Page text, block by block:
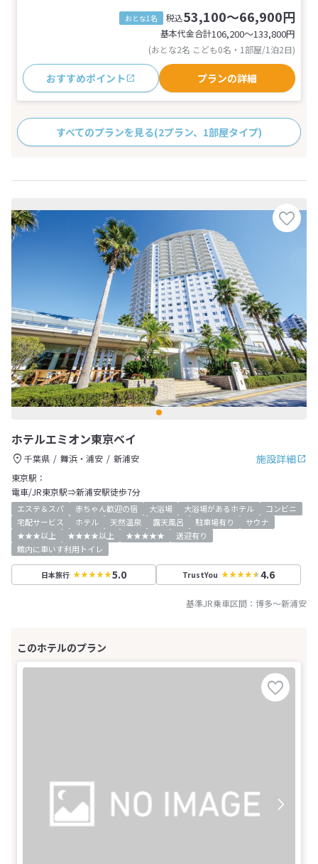
おとな1名 税込53,100～66,900円
基本代金合計106,200〜133,800円
(おとな2名 こども0名・1部屋/1泊2日)
おすすめポイント プランの詳細
すべてのプランを見る(2プラン、1部屋タイプ)
ホテルエミオン東京ベイ
施設詳細
千葉県 舞浜・浦安
新浦安
東京駅：
電車/JR東京駅⇒新浦安駅徒歩7分
エステ＆スパ 赤ちゃん歓迎の宿 大浴場 大浴場があるホテル
コンビニ
宅配サービス
ホテル 天然温泉 露天風呂 駐車場有り
サウナ
★★★以上
★★★★以上 ★★★★★
送迎有り
館内に車いす利用トイレ
日本旅行 5.0 TrustYou 4.6
基準JR乗車区間： 博多～新浦安